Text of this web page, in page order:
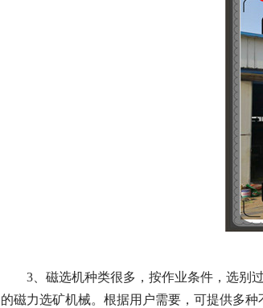
3、磁选机种类很多，按作业条件，选别
的磁力选矿机械。根据用户需要，可提供多